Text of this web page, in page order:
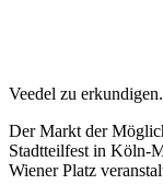
Veedel zu erkundigen.
Der Markt der
Stadtteilfest in Köln-
Wiener Platz